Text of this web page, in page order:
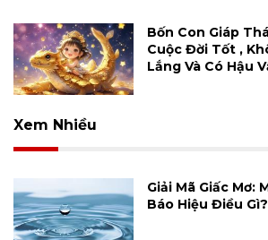
Bốn Con Giáp
Cuộc Đời Tốt ,
Lắng Và Có Hậu
Xem Nhiều
Giải Mã Giấc Mơ:
Báo Hiệu Điều Gì?